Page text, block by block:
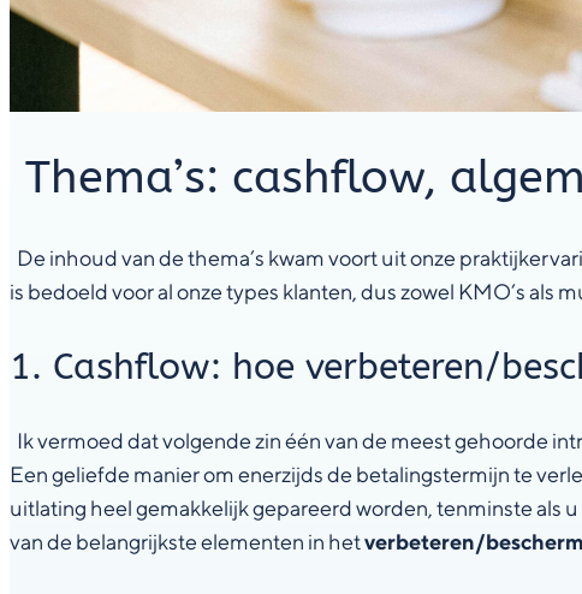
Thema’s: cashflow,
De inhoud van de thema’s kwam voort uit onze
is bedoeld voor al onze types klanten, dus zowel KMO’s als
1. Cashflow: hoe verbeteren/
Ik vermoed dat volgende zin één van de meest gehoorde
Een geliefde manier om enerzijds de betalingstermijn te
uitlating heel gemakkelijk gepareerd worden, tenminste als
van de belangrijkste elementen in hetverbeteren/